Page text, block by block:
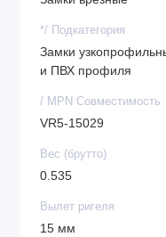
*/ Подкатегория
Замки
и ПВХ профиля
/ MPN Совместимость
VR5-15029
Вес (брутто)
0.535
Вылет ригеля
15 мм